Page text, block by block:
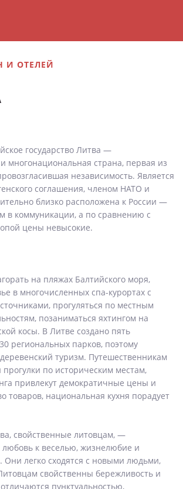
И ОТЕЛЕЙ
государство Литва —
многонациональная страна, первая из
независимость. Является
соглашения, членом НАТО и
близко расположена к России —
в коммуникации, а по сравнению с
цены невысокие.
на пляжах Балтийского моря,
в многочисленных спа-курортах с
прогуляться по местным
позаниматься яхтингом на
косы. В Литве создано пять
региональных парков, поэтому
туризм. Путешественникам
прогулки по историческим местам,
привлекут демократичные цены и
товаров, национальная кухня порадует
свойственные литовцам, —
любовь к веселью, жизнелюбие и
Они легко сходятся с новыми людьми,
свойственны бережливость и
пунктуальностью,